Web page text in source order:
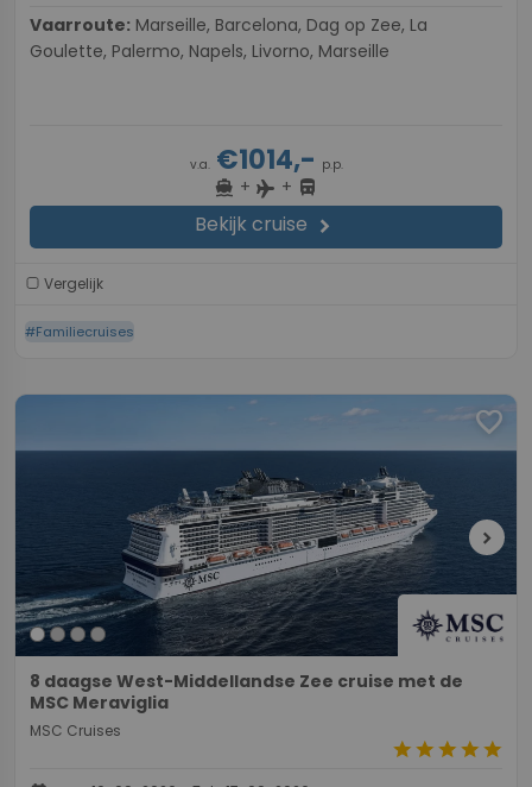
Vaarroute:
Goulette, Palermo, Napels, Livorno, Marseille
v.a.€1014,- p.p.
directions_boat + flight + directions_bus
Bekijk cruise chevron_right
Vergelijk
#Familiecruises
favorite
chevron_right
8 daagse West-Middellandse Zee cruise met de
MSC Meraviglia
MSC Cruises
starstarstarstarstar